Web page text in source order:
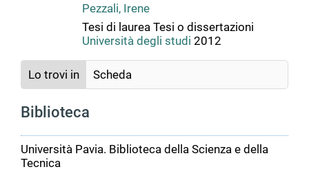
Pezzali, Irene
Tesi di laurea Tesi o dissertazioni
Università degli studi 2012
Lo trovi in Scheda
Biblioteca
Università Pavia. Biblioteca della Scienza e della
Tecnica